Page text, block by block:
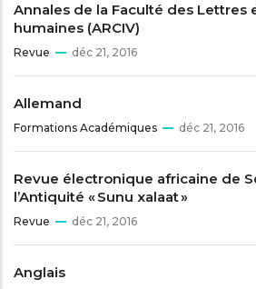
Annales de la Faculté des Lettres
humaines (ARCIV)
Revue déc 21, 2016
Allemand
Formations Académiques déc 21, 2016
Revue électronique africaine de
l’Antiquité « Sunu xalaat »
Revue déc 21, 2016
Anglais